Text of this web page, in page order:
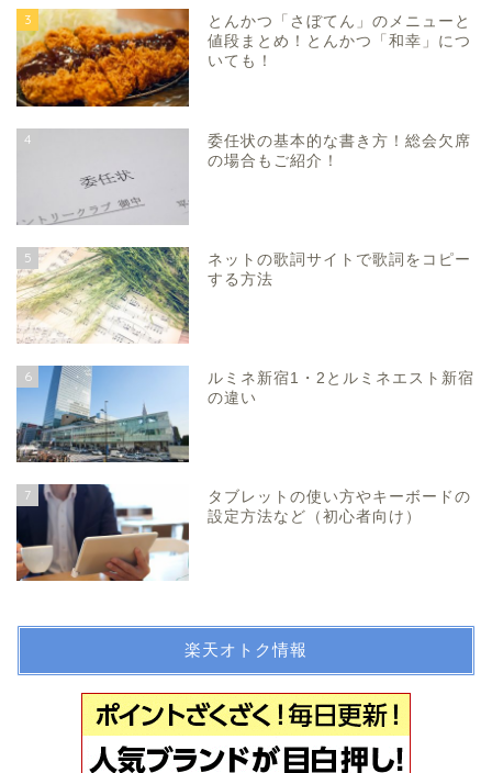
3
とんかつ「さぼてん」のメニューと
値段まとめ！とんかつ「和幸」につ
いても！
4
委任状の基本的な書き方！総会欠席
の場合もご紹介！
5
ネットの歌詞サイトで歌詞をコピー
する方法
6
ルミネ新宿1・2とルミネエスト新宿
の違い
7
タブレットの使い方やキーボードの
設定方法など（初心者向け）
楽天オトク情報